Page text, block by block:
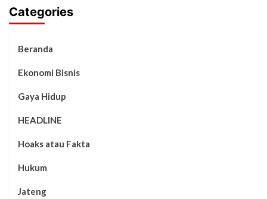
Categories
Beranda
Ekonomi Bisnis
Gaya Hidup
HEADLINE
Hoaks atau Fakta
Hukum
Jateng